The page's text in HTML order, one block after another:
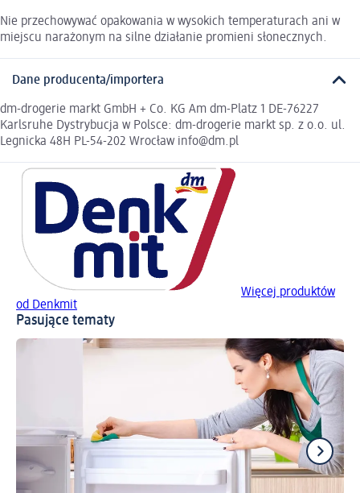
Nie przechowywać opakowania w wysokich temperaturach ani w
miejscu narażonym na silne działanie promieni słonecznych.
Dane producenta/importera
dm-drogerie markt GmbH + Co. KG Am dm-Platz 1 DE-76227
Karlsruhe Dystrybucja w Polsce: dm-drogerie markt sp. z o.o. ul.
Legnicka 48H PL-54-202 Wrocław info@dm.pl
Więcej produktów
od Denkmit
Pasujące tematy